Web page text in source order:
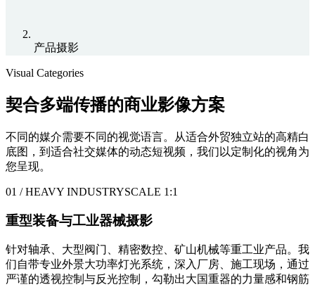
产品摄影
Visual Categories
契合多端传播的商业影像方案
不同的媒介需要不同的视觉语言。从适合外贸独立站的高精白
底图，到适合社交媒体的动态短视频，我们以定制化的视角为
您呈现。
01 / HEAVY INDUSTRYSCALE 1:1
重型装备与工业器械摄影
针对轴承、大型阀门、精密数控、矿山机械等重工业产品。我
们自带专业外景大功率灯光系统，深入厂房、施工现场，通过
严谨的透视控制与反光控制，勾勒出大国重器的力量感和钢筋